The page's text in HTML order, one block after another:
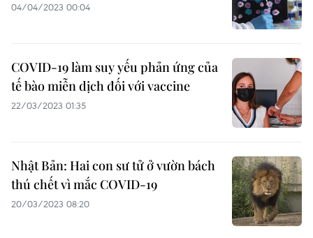
04/04/2023 00:04
COVID-19 làm suy yếu phản ứng của
tế bào miễn dịch đối với vaccine
22/03/2023 01:35
Nhật Bản: Hai con sư tử ở vườn bách
thú chết vì mắc COVID-19
20/03/2023 08:20